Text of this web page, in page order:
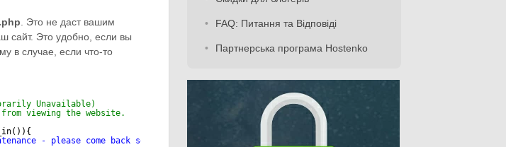
. Это не даст вашим
сайт. Это удобно, если вы
в случае, если что-то
Unavailable)
viewing the website.
- please come back soon.'
FAQ: Питання та Відповіді
Партнерська програма Hostenko